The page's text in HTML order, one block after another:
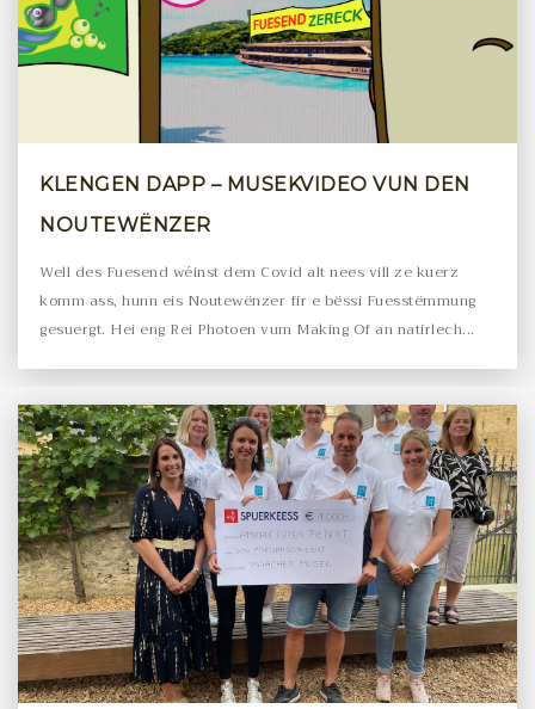
KLENGEN DAPP – MUSEKVIDEO VUN DEN
NOUTEWËNZER
Well des Fuesend wéinst dem Covid alt nees vill ze kuerz
komm ass, hunn eis Noutewënzer fir e bëssi Fuesstëmmung
gesuergt. Hei eng Rei Photoen vum Making Of an natirlech...